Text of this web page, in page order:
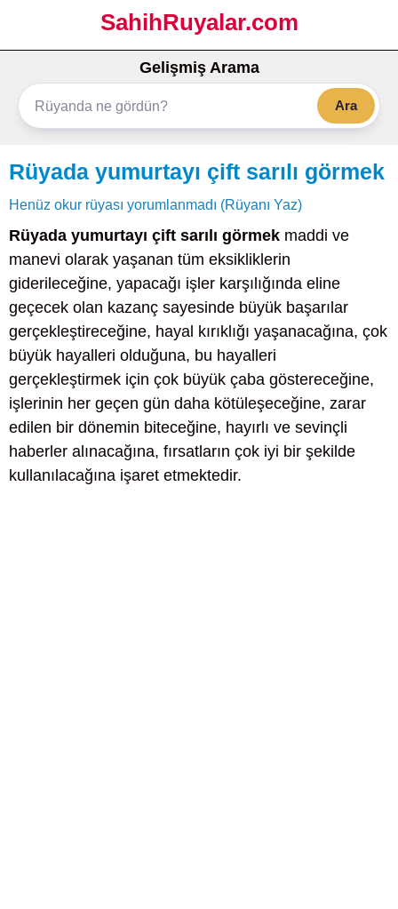
SahihRuyalar.com
Gelişmiş Arama
Ara
Rüyada yumurtayı çift sarılı görmek
Henüz okur rüyası yorumlanmadı (Rüyanı Yaz)
Rüyada yumurtayı çift sarılı görmek maddi ve
manevi olarak yaşanan tüm eksikliklerin
giderileceğine, yapacağı işler karşılığında eline
geçecek olan kazanç sayesinde büyük başarılar
gerçekleştireceğine, hayal kırıklığı yaşanacağına, çok
büyük hayalleri olduğuna, bu hayalleri
gerçekleştirmek için çok büyük çaba göstereceğine,
işlerinin her geçen gün daha kötüleşeceğine, zarar
edilen bir dönemin biteceğine, hayırlı ve sevinçli
haberler alınacağına, fırsatların çok iyi bir şekilde
kullanılacağına işaret etmektedir.